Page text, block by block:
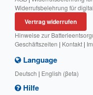
Widerrufsbelehrung für
Vertrag widerrufen
Hinweise zur
Geschäftszeiten | Kontakt |
Language
Deutsch | English (βeta)
Hilfe